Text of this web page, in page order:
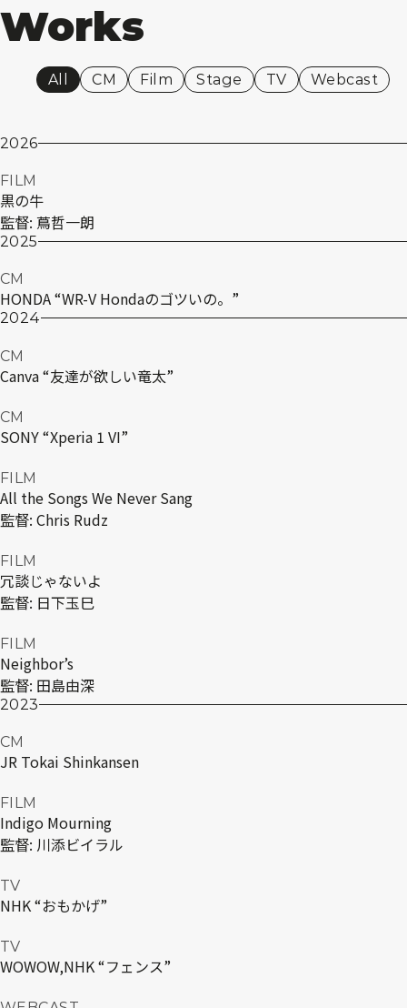
Works
All CM Film Stage TV Webcast
2026
FILM
黒の牛
監督: 蔦哲⼀朗
2025
CM
HONDA “WR-V Hondaのゴツいの。”
2024
CM
Canva “友達が欲しい竜太”
CM
SONY “Xperia 1 VI”
FILM
All the Songs We Never Sang
監督: Chris Rudz
FILM
冗談じゃないよ
監督: 日下玉巳
FILM
Neighbor’s
監督: 田島由深
2023
CM
JR Tokai Shinkansen
FILM
Indigo Mourning
監督: 川添ビイラル
TV
NHK “おもかげ”
TV
WOWOW,NHK “フェンス”